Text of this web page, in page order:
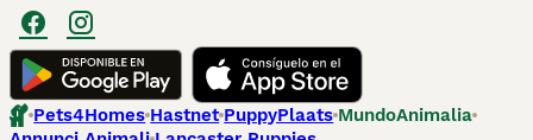
Pets4Homes Hastnet PuppyPlaats MundoAnimalia